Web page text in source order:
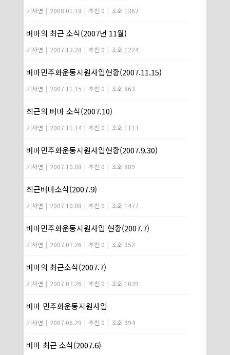
기사연 | 2008.01.18 | 추천 0 | 조회 1362
버마의 최근 소식(2007년 11월)
기사연 | 2007.12.28 | 추천 0 | 조회 1224
버마민주화운동지원사업현황(2007.11.15)
기사연 | 2007.11.15 | 추천 0 | 조회 863
최근의 버마 소식(2007.10)
기사연 | 2007.11.14 | 추천 0 | 조회 1113
버마민주화운동지원사업현황(2007.9.30)
기사연 | 2007.10.08 | 추천 0 | 조회 889
최근버마소식(2007.9)
기사연 | 2007.10.08 | 추천 0 | 조회 1477
버마민주화운동지원사업 현황(2007.7)
기사연 | 2007.07.26 | 추천 0 | 조회 952
버마의 최근소식(2007.7)
기사연 | 2007.07.26 | 추천 0 | 조회 1039
버마 민주화운동지원사업
기사연 | 2007.06.29 | 추천 0 | 조회 994
버마 최근 소식(2007.6)